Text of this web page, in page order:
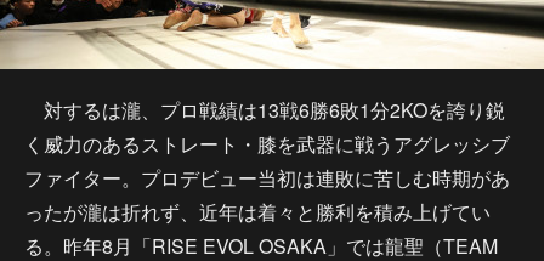
対するは瀧、プロ戦績は13戦6勝6敗1分2KOを誇り鋭
く威力のあるストレート・膝を武器に戦うアグレッシブ
ファイター。プロデビュー当初は連敗に苦しむ時期があ
ったが瀧は折れず、近年は着々と勝利を積み上げてい
る。昨年8月「RISE EVOL OSAKA」では龍聖（TEAM